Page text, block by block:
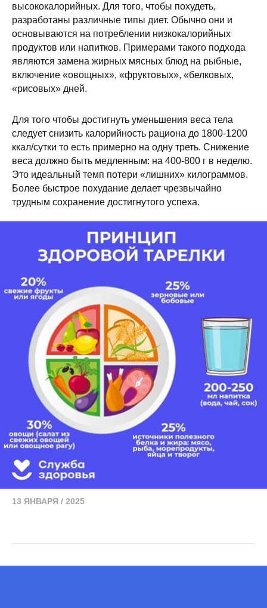
высококалорийных. Для того, чтобы похудеть,
разработаны различные типы диет. Обычно они и
основываются на потреблении низкокалорийных
продуктов или напитков. Примерами такого подхода
являются замена жирных мясных блюд на рыбные,
включение «овощных», «фруктовых», «белковых,
«рисовых» дней.
Для того чтобы достигнуть уменьшения веса тела
следует снизить калорийность рациона до 1800-1200
ккал/сутки то есть примерно на одну треть. Снижение
веса должно быть медленным: на 400-800 г в неделю.
Это идеальный темп потери «лишних» килограммов.
Более быстрое похудание делает чрезвычайно
трудным сохранение достигнутого успеха.
13 ЯНВАРЯ / 2025